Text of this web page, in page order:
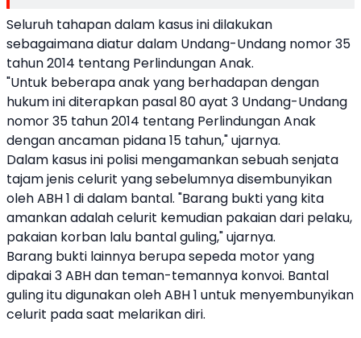
Seluruh tahapan dalam kasus ini dilakukan
sebagaimana diatur dalam Undang-Undang nomor 35
tahun 2014 tentang Perlindungan Anak.
"Untuk beberapa anak yang berhadapan dengan
hukum ini diterapkan pasal 80 ayat 3 Undang-Undang
nomor 35 tahun 2014 tentang Perlindungan Anak
dengan ancaman pidana 15 tahun," ujarnya.
Dalam kasus ini polisi mengamankan sebuah senjata
tajam jenis celurit yang sebelumnya disembunyikan
oleh ABH 1 di dalam bantal. "Barang bukti yang kita
amankan adalah celurit kemudian pakaian dari pelaku,
pakaian korban lalu bantal guling," ujarnya.
Barang bukti lainnya berupa sepeda motor yang
dipakai 3 ABH dan teman-temannya konvoi. Bantal
guling itu digunakan oleh ABH 1 untuk menyembunyikan
celurit pada saat melarikan diri.